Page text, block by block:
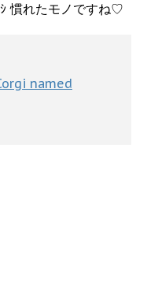
慣れたモノですね♡
named